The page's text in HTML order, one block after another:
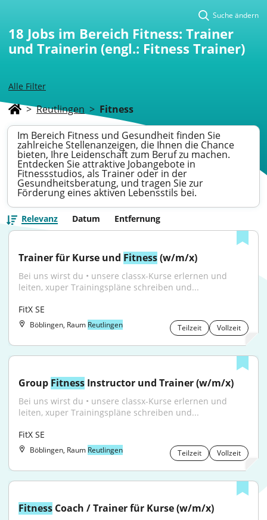
Alle Filter
Suche ändern
18 Jobs im Bereich Fitness: Trainer
und Trainerin (engl.: Fitness Trainer)
> Reutlingen > Fitness
Im Bereich Fitness und Gesundheit finden Sie
zahlreiche Stellenanzeigen, die Ihnen die Chance
bieten, Ihre Leidenschaft zum Beruf zu machen.
Entdecken Sie attraktive Jobangebote in
Fitnessstudios, als Trainer oder in der
Gesundheitsberatung, und tragen Sie zur
Förderung eines aktiven Lebensstils bei.
Relevanz Datum Entfernung
Trainer für Kurse und Fitness (w/m/x)
Bei uns wirst du • unsere classx-Kurse erlernen und
leiten, xuper Trainingspläne schreiben und...
FitX SE
Böblingen, Raum Reutlingen Teilzeit Vollzeit
Group Fitness Instructor und Trainer (w/m/x)
Bei uns wirst du • unsere classx-Kurse erlernen und
leiten, xuper Trainingspläne schreiben und...
FitX SE
Böblingen, Raum Reutlingen Teilzeit Vollzeit
Fitness Coach / Trainer für Kurse (w/m/x)